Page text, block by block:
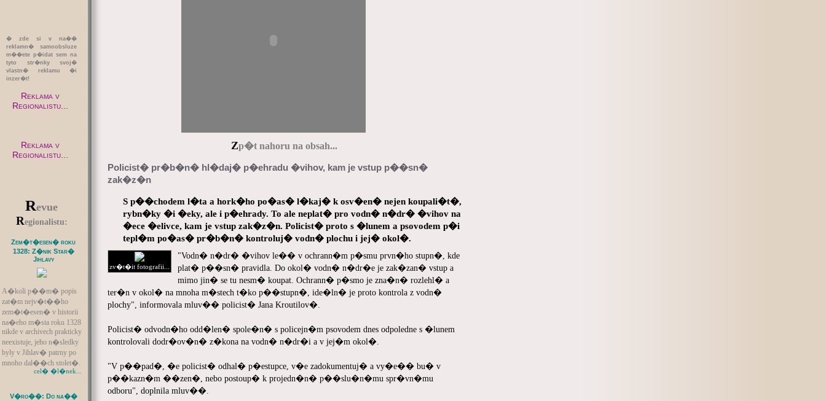
� zde si v na��
reklamn� samoobsluze
m��ete p�idat sem na
tyto str�nky svoj�
vlastn� reklamu �i
inzer�t!
Reklama v
Regionalistu...
Reklama v
Regionalistu...
Revue
Regionalistu:
Zem�t�esen� roku
1328: Z�nik Star�
Jihlavy
A�koli p��m� popis
zat�m nejv�t��ho
zem�t�esen� v historii
na�eho m�sta roku 1328
nikde v archivech prakticky
neexistuje, jeho n�sledky
byly v Jihlav� patrny po
mnoho dal��ch stolet�.
cel� �l�nek...
V�ro��: Do na��
Zp�t nahoru na obsah...
Policist� pr�b�n� hl�daj� p�ehradu �vihov, kam je vstup p��sn�
zak�z�n
S p��chodem l�ta a hork�ho po�as� l�kaj� k osv�en� nejen koupali�t�,
rybn�ky �i �eky, ale i p�ehrady. To ale neplat� pro vodn� n�dr� �vihov na
�ece �elivce, kam je vstup zak�z�n. Policist� proto s �lunem a psovodem p�i
tepl�m po�as� pr�b�n� kontroluj� vodn� plochu i jej� okol�.
zv�t�it fotografii...
"Vodn� n�dr� �vihov le�� v ochrann�m p�smu prvn�ho stupn�, kde
plat� p��sn� pravidla. Do okol� vodn� n�dr�e je zak�zan� vstup a
mimo jin� se tu nesm� koupat. Ochrann� p�smo je zna�n� rozlehl� a
ter�n v okol� na mnoha m�stech t�ko p��stupn�, ide�ln� je proto kontrola z vodn�
plochy", informovala mluv�� policist� Jana Kroutilov�.
Policist� odvodn�ho odd�len� spole�n� s policejn�m psovodem dnes odpoledne s �lunem
kontrolovali dodr�ov�n� z�kona na vodn� n�dr�i a v jej�m okol�.
"V p��pad�, �e policist� odhal� p�estupce, v�e zadokumentuj� a vy�e�� bu� v
p��kazn�m ��zen�, nebo postoup� k projedn�n� p��slu�n�mu spr�vn�mu
odboru", doplnila mluv��.